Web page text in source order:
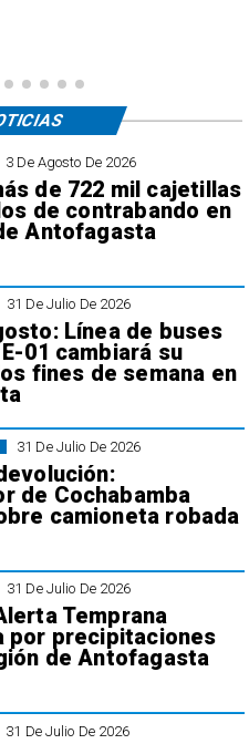
3 De Agosto De 2026
de 722 mil cajetillas
de contrabando en
Antofagasta
31 De Julio De 2026
Línea de buses
01 cambiará su
fines de semana en
31 De Julio De 2026
de Cochabamba
camioneta robada
31 De Julio De 2026
Temprana
por precipitaciones
de Antofagasta
31 De Julio De 2026